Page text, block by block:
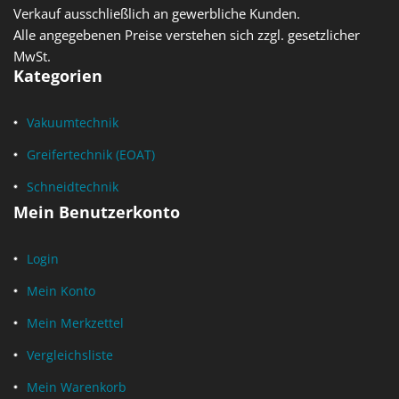
Verkauf ausschließlich an gewerbliche Kunden.
Alle angegebenen Preise verstehen sich zzgl. gesetzlicher
MwSt.
Kategorien
Vakuumtechnik
Greifertechnik (EOAT)
Schneidtechnik
Mein Benutzerkonto
Login
Mein Konto
Mein Merkzettel
Vergleichsliste
Mein Warenkorb